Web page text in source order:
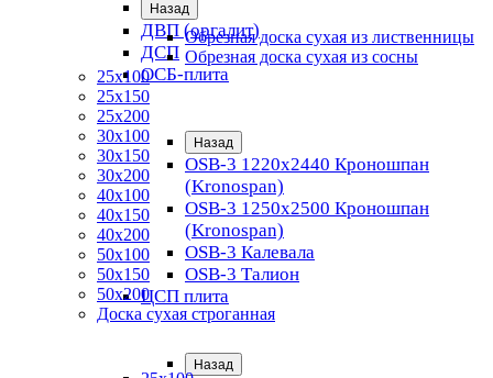
Назад
ДВП (оргалит)
ДСП
ОСБ-плита
Назад
OSB-3 1220х2440 Кроношпан
(Kronospan)
OSB-3 1250х2500 Кроношпан
(Kronospan)
OSB-3 Калевала
OSB-3 Талион
ЦСП плита
Назад
Обрезная доска сухая из лиственницы
Обрезная доска сухая из сосны
25х100
25х150
25х200
30х100
30х150
30х200
40х100
40х150
40х200
50х100
50х150
50х200
Доска сухая строганная